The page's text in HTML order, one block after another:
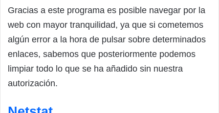
Gracias a este programa es posible navegar por la
web con mayor tranquilidad, ya que si cometemos
algún error a la hora de pulsar sobre determinados
enlaces, sabemos que posteriormente podemos
limpiar todo lo que se ha añadido sin nuestra
autorización.